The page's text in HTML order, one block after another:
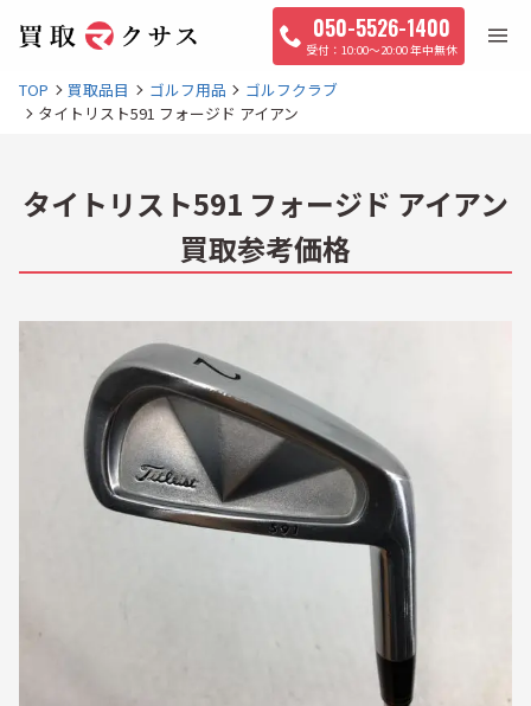
050-5526-1400
10:00〜20:00 年中無休
TOP 買取品目 ゴルフ用品
ゴルフクラブ
タイトリスト591 フォージド アイアン
タイトリスト591 フォージド アイアン
買取参考価格